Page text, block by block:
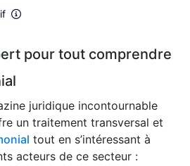
pour tout comprendre
juridique incontournable
un traitement transversal et
tout en s’intéressant à
acteurs de ce secteur :